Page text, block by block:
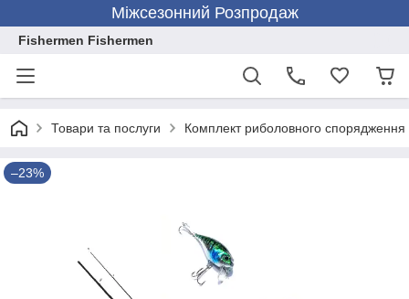
Міжсезонний Розпродаж
Fishermen Fishermen
Товари та послуги Комплект риболовного спорядження
–23%